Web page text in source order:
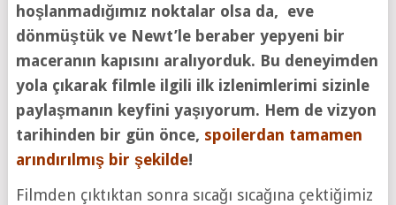
hoşlanmadığımız noktalar olsa da, eve
dönmüştük ve Newt’le beraber yepyeni bir
maceranın kapısını aralıyorduk. Bu deneyimden
yola çıkarak filmle ilgili ilk izlenimlerimi sizinle
paylaşmanın keyfini yaşıyorum. Hem de vizyon
tarihinden bir gün önce, spoilerdan tamamen
arındırılmış bir şekilde!
Filmden çıktıktan sonra sıcağı sıcağına çektiğimiz